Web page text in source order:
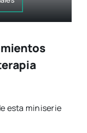
esta miniserie